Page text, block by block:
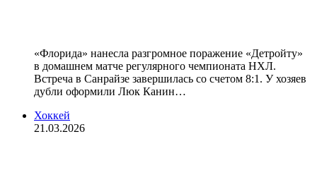
«Флорида» нанесла разгромное поражение «Детройту»
в домашнем матче регулярного чемпионата НХЛ.
Встреча в Санрайзе завершилась со счетом 8:1. У хозяев
дубли оформили Люк Канин…
Хоккей
21.03.2026